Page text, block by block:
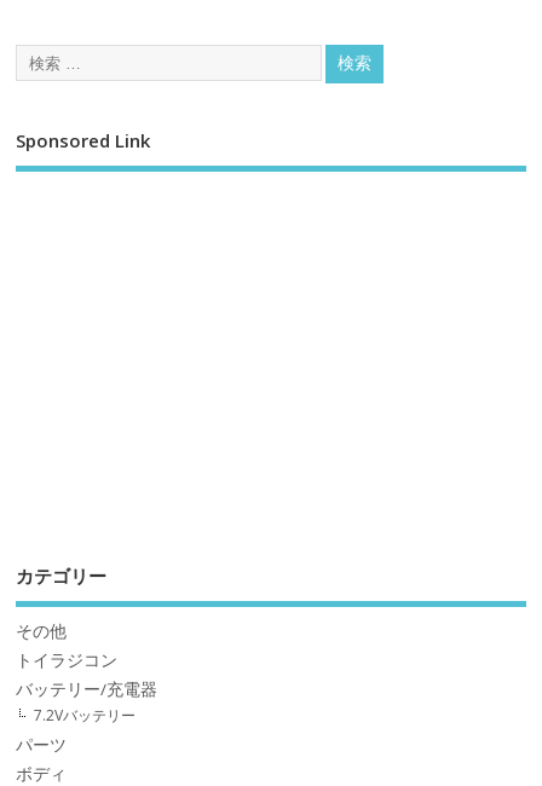
Sponsored Link
カテゴリー
その他
トイラジコン
バッテリー/充電器
7.2Vバッテリー
パーツ
ボディ